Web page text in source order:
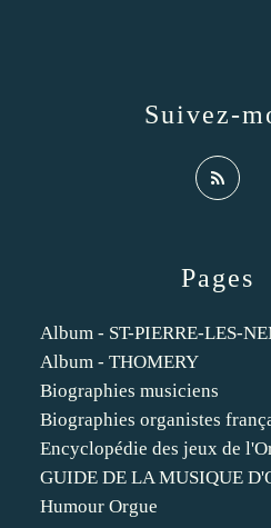
Pages
Album - ST-PIERRE-LES-
Album - THOMERY
Biographies musiciens
Biographies organistes
Encyclopédie des jeux de
GUIDE DE LA MUSIQUE
Humour Orgue
Suivez-